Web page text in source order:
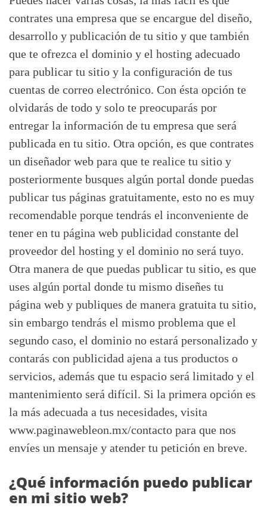
contrates una empresa que se encargue del diseño,
desarrollo y publicación de tu sitio y que también
que te ofrezca el dominio y el hosting adecuado
para publicar tu sitio y la configuración de tus
cuentas de correo electrónico. Con ésta opción te
olvidarás de todo y solo te preocuparás por
entregar la información de tu empresa que será
publicada en tu sitio. Otra opción, es que contrates
un diseñador web para que te realice tu sitio y
posteriormente busques algún portal donde puedas
publicar tus páginas gratuitamente, esto no es muy
recomendable porque tendrás el inconveniente de
tener en tu página web publicidad constante del
proveedor del hosting y el dominio no será tuyo.
Otra manera de que puedas publicar tu sitio, es que
uses algún portal donde tu mismo diseñes tu
página web y publiques de manera gratuita tu sitio,
sin embargo tendrás el mismo problema que el
segundo caso, el dominio no estará personalizado y
contarás con publicidad ajena a tus productos o
servicios, además que tu espacio será limitado y el
mantenimiento será difícil. Si la primera opción es
la más adecuada a tus necesidades, visita
www.paginawebleon.mx/contacto para que nos
envíes un mensaje y atender tu petición en breve.
¿Qué información puedo publicar
en mi sitio web?